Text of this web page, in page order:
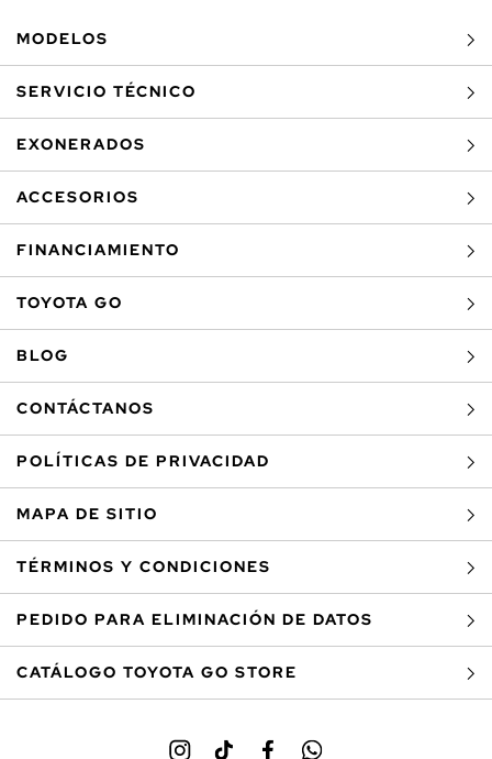
MODELOS
SERVICIO TÉCNICO
EXONERADOS
ACCESORIOS
FINANCIAMIENTO
TOYOTA GO
BLOG
CONTÁCTANOS
POLÍTICAS DE PRIVACIDAD
MAPA DE SITIO
TÉRMINOS Y CONDICIONES
PEDIDO PARA ELIMINACIÓN DE DATOS
CATÁLOGO TOYOTA GO STORE